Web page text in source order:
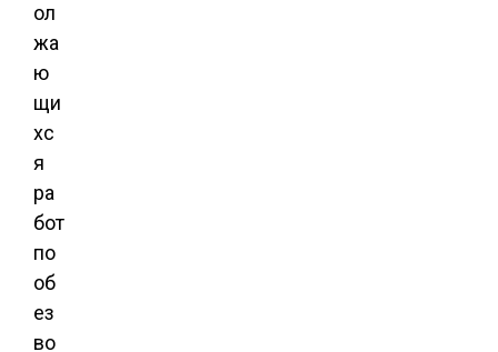
ол
жа
ю
щи
хс
я
ра
бот
по
об
ез
во